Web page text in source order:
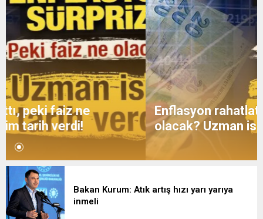
Enflasyon rahatlattı, peki faiz ne
olacak? Uzman isim tarih verdi!
Bakan Kurum: Atık artış hızı yarı yarıya
inmeli